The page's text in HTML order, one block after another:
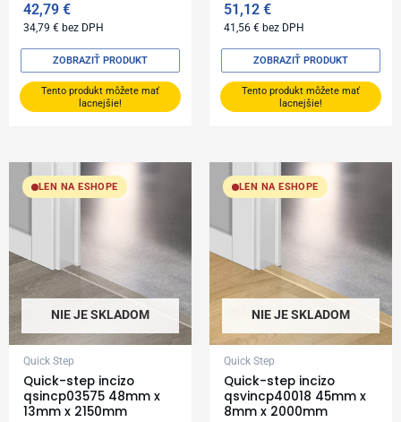
42,79€
34,79€ bez DPH
Tento produkt môžete mať
lacnejšie!
ZOBRAZIŤ PRODUKT
51,12€
41,56€ bez DPH
Tento produkt môžete mať
lacnejšie!
ZOBRAZIŤ PRODUKT
LEN NA ESHOPE
NIE JE SKLADOM
Quick Step
Quick-step incizo
qsincp03575 48mm x
13mm x 2150mm
LEN NA ESHOPE
NIE JE SKLADOM
Quick Step
Quick-step incizo
qsvincp40018 45mm x
8mm x 2000mm